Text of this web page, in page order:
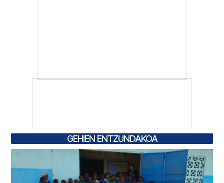
GEHIEN ENTZUNDAKOA